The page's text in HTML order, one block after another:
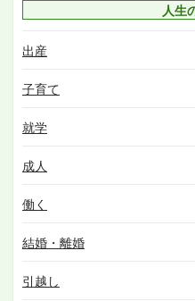
人生
出産
子育て
就学
成人
働く
結婚・離婚
引越し